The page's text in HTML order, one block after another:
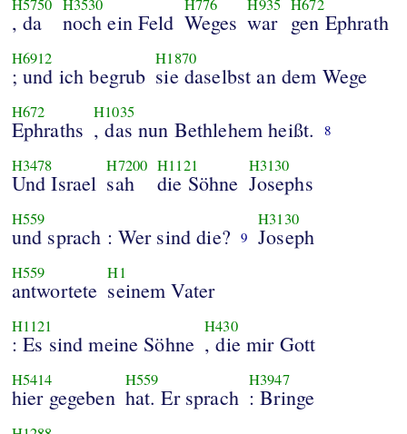
H5750
, da
H3530
noch ein Feld
H776
Weges
H935
war
H672
gen Ephrath
H6912
; und ich begrub
H1870
sie daselbst an dem Wege
H672
Ephraths
H1035
, das nun Bethlehem heißt. 8
H3478
Und Israel
H7200
sah
H1121
die Söhne
H3130
Josephs
H559
und sprach : Wer sind die? 9
H3130
Joseph
H559
antwortete
H1
seinem Vater
H1121
: Es sind meine Söhne
H430
, die mir Gott
H5414
hier gegeben
H559
hat. Er sprach
H3947
: Bringe